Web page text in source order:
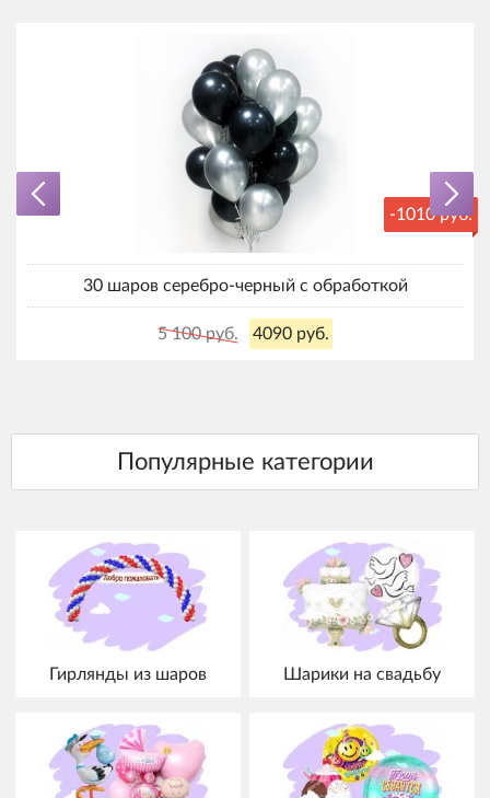
-1010 руб.
30 шаров серебро-черный с обработкой
5 100 руб. 4090 руб.
Гирлянды из шаров Шарики на свадьбу